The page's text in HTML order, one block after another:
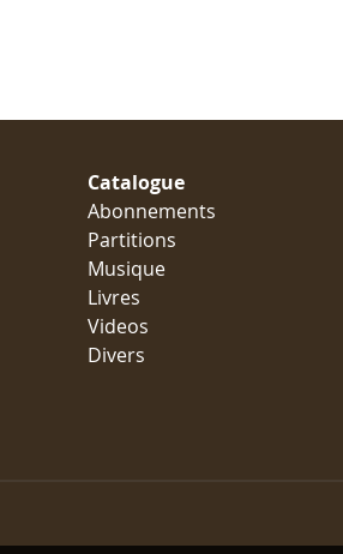
Catalogue
Abonnements
Partitions
Musique
Livres
Videos
Divers